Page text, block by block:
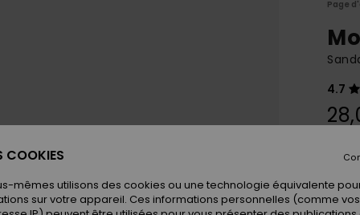
Page
4.7
COOKIES
mêmes utilisons des cookies ou une technologie équivalente
sur votre appareil. Ces informations personnelles (comme